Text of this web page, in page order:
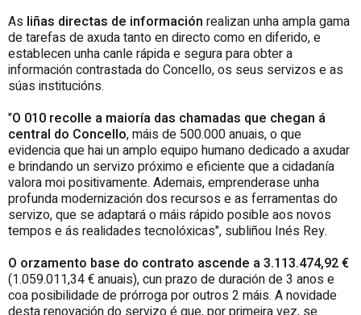
As liñas directas de información realizan unha ampla gama
de tarefas de axuda tanto en directo como en diferido, e
establecen unha canle rápida e segura para obter a
información contrastada do Concello, os seus servizos e as
súas institucións.
"O 010 recolle a maioría das chamadas que chegan á
central do Concello, máis de 500.000 anuais, o que
evidencia que hai un amplo equipo humano dedicado a axudar
e brindando un servizo próximo e eficiente que a cidadanía
valora moi positivamente. Ademais, emprenderase unha
profunda modernización dos recursos e as ferramentas do
servizo, que se adaptará o máis rápido posible aos novos
tempos e ás realidades tecnolóxicas", subliñou Inés Rey.
O orzamento base do contrato ascende a 3.113.474,92 €
(1.059.011,34 € anuais), cun prazo de duración de 3 anos e
coa posibilidade de prórroga por outros 2 máis. A novidade